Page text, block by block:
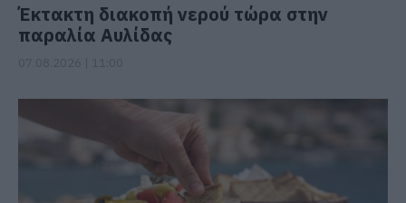
Έκτακτη διακοπή νερού τώρα στην
παραλία Αυλίδας